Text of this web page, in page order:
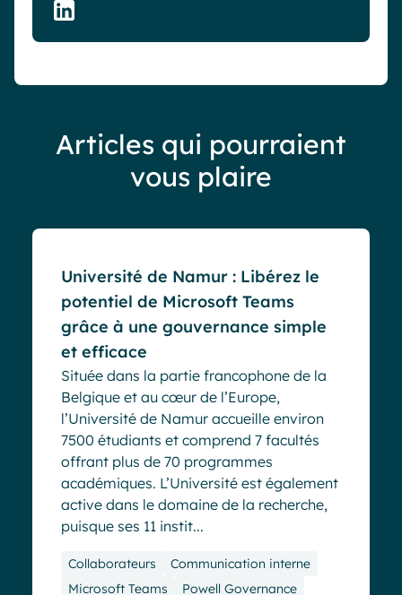
Articles qui pourraient
vous plaire
Université de Namur : Libérez le
potentiel de Microsoft Teams
grâce à une gouvernance simple
et efficace
Située dans la partie francophone de la
Belgique et au cœur de l’Europe,
l’Université de Namur accueille environ
7500 étudiants et comprend 7 facultés
offrant plus de 70 programmes
académiques. L’Université est également
active dans le domaine de la recherche,
puisque ses 11 instit...
Collaborateurs
Communication interne
Microsoft Teams
Powell Governance